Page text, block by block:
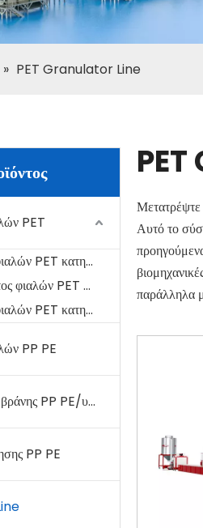
» PET Granulator Line
PET
Γραμμή πλύσης φιαλών PET κατηγορίας ινών
Γραμμή πλυσίματος φιαλών PET φύλλου PET
Γραμμή πλύσης φιαλών PET κατηγορίας τροφίμων (B2B).
PP PE
Γραμμή πλύσης μεμβράνης PP PE/υφαντών τσαντών
PP PE
Αυτό το
παράλληλα
υψηλής